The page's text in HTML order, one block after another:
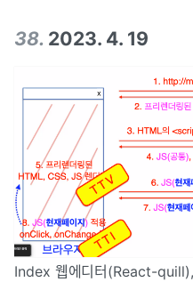
38. 2023. 4. 19
Index 웹에디터(React-